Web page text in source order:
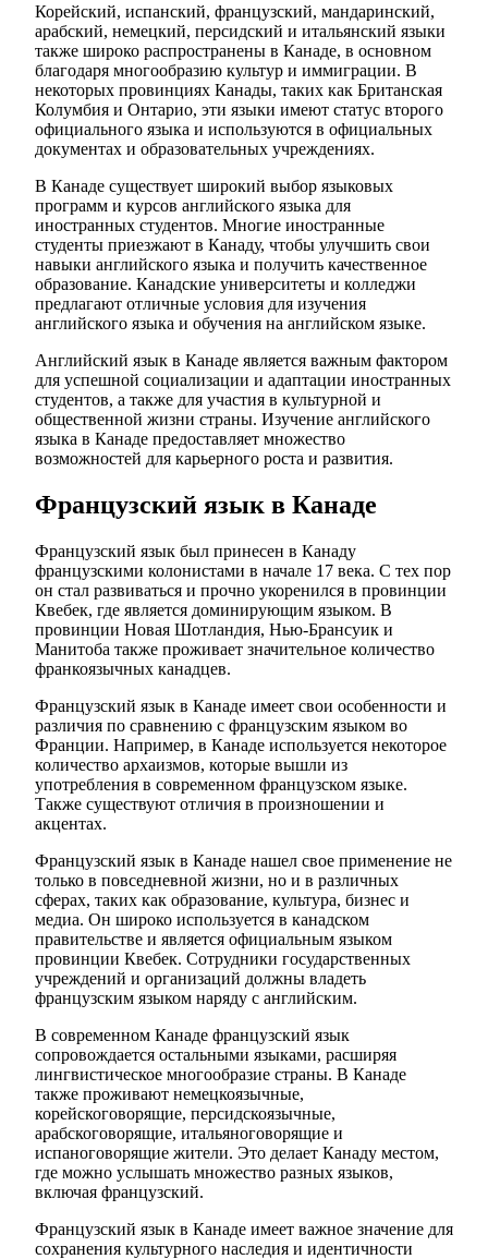
Корейский, испанский, французский, мандаринский,
арабский, немецкий, персидский и итальянский языки
также широко распространены в Канаде, в основном
благодаря многообразию культур и иммиграции. В
некоторых провинциях Канады, таких как Британская
Колумбия и Онтарио, эти языки имеют статус второго
официального языка и используются в официальных
документах и образовательных учреждениях.
В Канаде существует широкий выбор языковых
программ и курсов английского языка для
иностранных студентов. Многие иностранные
студенты приезжают в Канаду, чтобы улучшить свои
навыки английского языка и получить качественное
образование. Канадские университеты и колледжи
предлагают отличные условия для изучения
английского языка и обучения на английском языке.
Английский язык в Канаде является важным фактором
для успешной социализации и адаптации иностранных
студентов, а также для участия в культурной и
общественной жизни страны. Изучение английского
языка в Канаде предоставляет множество
возможностей для карьерного роста и развития.
Французский язык в Канаде
Французский язык был принесен в Канаду
французскими колонистами в начале 17 века. С тех пор
он стал развиваться и прочно укоренился в провинции
Квебек, где является доминирующим языком. В
провинции Новая Шотландия, Нью-Брансуик и
Манитоба также проживает значительное количество
франкоязычных канадцев.
Французский язык в Канаде имеет свои особенности и
различия по сравнению с французским языком во
Франции. Например, в Канаде используется некоторое
количество архаизмов, которые вышли из
употребления в современном французском языке.
Также существуют отличия в произношении и
акцентах.
Французский язык в Канаде нашел свое применение не
только в повседневной жизни, но и в различных
сферах, таких как образование, культура, бизнес и
медиа. Он широко используется в канадском
правительстве и является официальным языком
провинции Квебек. Сотрудники государственных
учреждений и организаций должны владеть
французским языком наряду с английским.
В современном Канаде французский язык
сопровождается остальными языками, расширяя
лингвистическое многообразие страны. В Канаде
также проживают немецкоязычные,
корейскоговорящие, персидскоязычные,
арабскоговорящие, итальяноговорящие и
испаноговорящие жители. Это делает Канаду местом,
где можно услышать множество разных языков,
включая французский.
Французский язык в Канаде имеет важное значение для
сохранения культурного наследия и идентичности